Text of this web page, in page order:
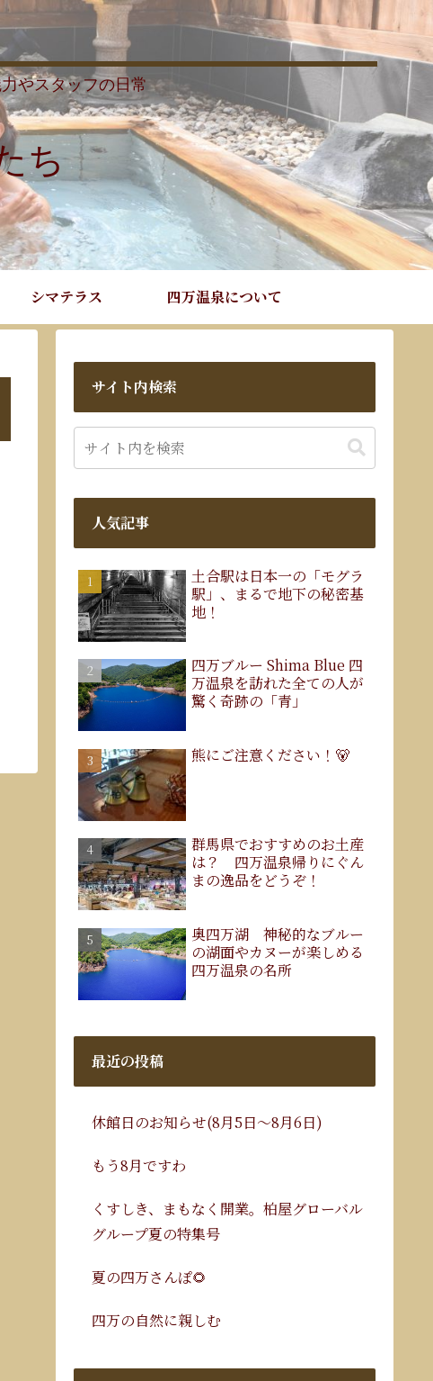
やスタッフの日常
ち
シマテラス 四万温泉について
サイト内検索
人気記事
土合駅は日本一の「モグラ
駅」、まるで地下の秘密基
地！
四万ブルー Shima Blue 四
万温泉を訪れた全ての人が
驚く奇跡の「青」
熊にご注意ください！🐻
群馬県でおすすめのお土産
は？ 四万温泉帰りにぐん
まの逸品をどうぞ！
奥四万湖 神秘的なブルー
の湖面やカヌーが楽しめる
四万温泉の名所
最近の投稿
休館日のお知らせ(8月5日～8月6日)
もう8月ですわ
くすしき、まもなく開業。柏屋グローバル
グループ夏の特集号
夏の四万さんぽ🌻
四万の自然に親しむ